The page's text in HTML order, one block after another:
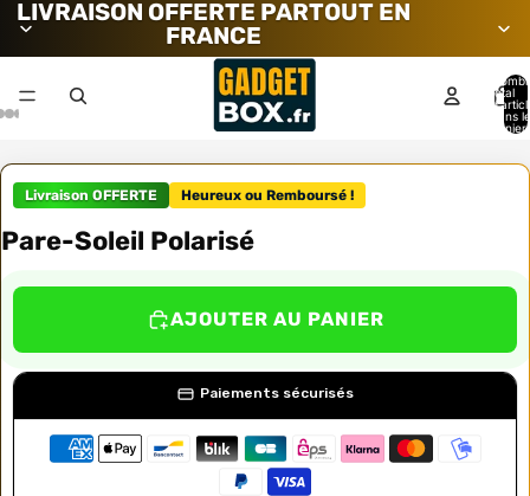
LIVRAISON OFFERTE PARTOUT EN
FRANCE
total
dans le
Livraison OFFERTE Heureux ou Remboursé !
Pare-Soleil Polarisé
AJOUTER AU PANIER
Paiements sécurisés